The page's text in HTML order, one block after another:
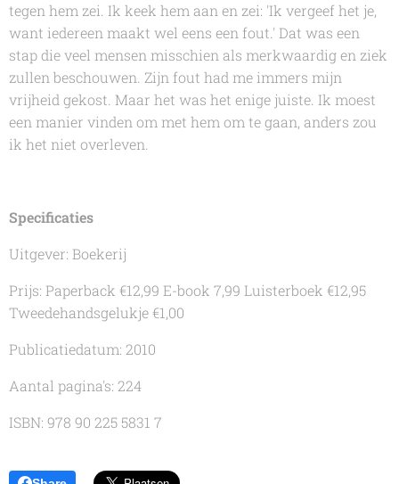
tegen hem zei. Ik keek hem aan en zei: 'Ik vergeef het je,
want iedereen maakt wel eens een fout.' Dat was een
stap die veel mensen misschien als merkwaardig en ziek
zullen beschouwen. Zijn fout had me immers mijn
vrijheid gekost. Maar het was het enige juiste. Ik moest
een manier vinden om met hem om te gaan, anders zou
ik het niet overleven.
Specificaties
Uitgever: Boekerij
Prijs: Paperback €12,99 E-book 7,99 Luisterboek €12,95
Tweedehandsgelukje €1,00
Publicatiedatum: 2010
Aantal pagina's: 224
ISBN: 978 90 225 5831 7